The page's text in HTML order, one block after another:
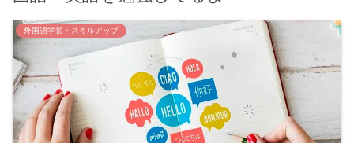
外国語学習・スキルアップ